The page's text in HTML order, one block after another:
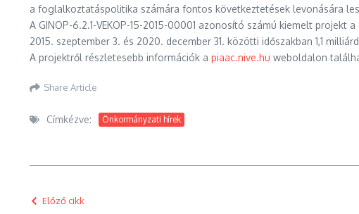
a foglalkoztatáspolitika számára fontos következtetések levonására
A GINOP-6.2.1-VEKOP-15-2015-00001 azonosító számú kiemelt
2015. szeptember 3. és 2020. december 31. közötti időszakban 1,1
A projektről részletesebb információk a piaac.nive.hu weboldalon
Share Article
Címkézve: Önkormányzati hírek
Előző cikk